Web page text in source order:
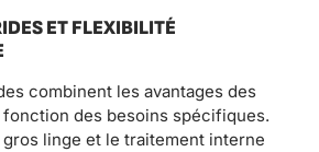
ET FLEXIBILITÉ
combinent les avantages des
des besoins spécifiques.
gros linge et le traitement interne